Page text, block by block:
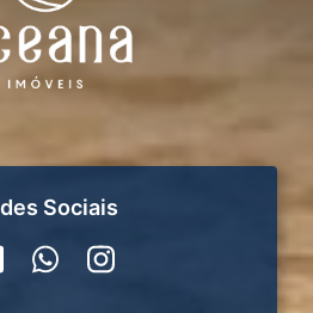
Sociais